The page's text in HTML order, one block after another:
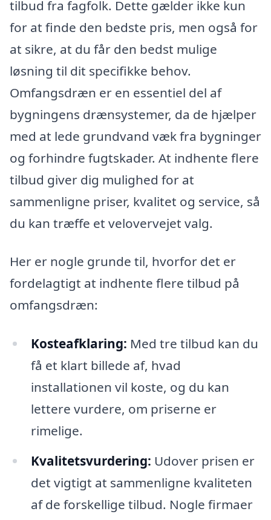
tilbud fra fagfolk. Dette gælder ikke kun
for at finde den bedste pris, men også for
at sikre, at du får den bedst mulige
løsning til dit specifikke behov.
Omfangsdræn er en essentiel del af
bygningens drænsystemer, da de hjælper
med at lede grundvand væk fra bygninger
og forhindre fugtskader. At indhente flere
tilbud giver dig mulighed for at
sammenligne priser, kvalitet og service, så
du kan træffe et velovervejet valg.
Her er nogle grunde til, hvorfor det er
fordelagtigt at indhente flere tilbud på
omfangsdræn:
Kosteafklaring: Med tre tilbud kan du
få et klart billede af, hvad
installationen vil koste, og du kan
lettere vurdere, om priserne er
rimelige.
Kvalitetsvurdering: Udover prisen er
det vigtigt at sammenligne kvaliteten
af de forskellige tilbud. Nogle firmaer